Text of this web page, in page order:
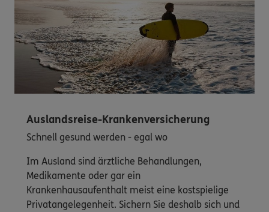
Auslandsreise-Krankenversicherung
Schnell gesund werden - egal wo
Im Ausland sind ärztliche Behandlungen,
Medikamente oder gar ein
Krankenhausaufenthalt meist eine kostspielige
Privatangelegenheit. Sichern Sie deshalb sich und